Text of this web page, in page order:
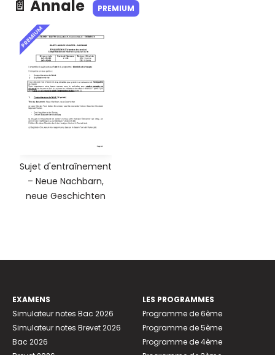
📄 Annale PREMIUM
PREMIUM
Sujet d'entraînement
– Neue Nachbarn,
neue Geschichten
EXAMENS
Simulateur notes Bac 2026
Simulateur notes Brevet 2026
Bac 2026
LES PROGRAMMES
Programme de 6ème
Programme de 5ème
Programme de 4ème